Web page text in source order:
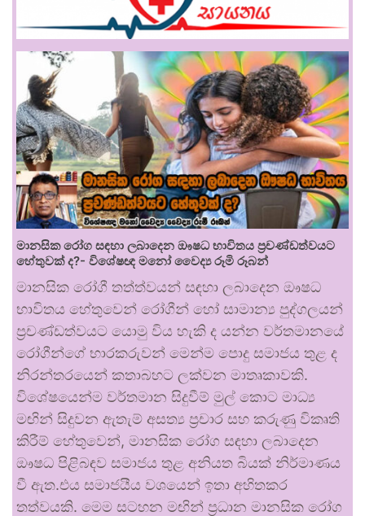
මානසික රෝග සඳහා ලබාදෙන ඖෂධ භාවිතය ප්‍රචණ්ඩත්වයට
හේතුවක් ද?- විශේෂඥ මනෝ වෛද්‍ය රූමි රූබන්
මානසික රෝගී තත්ත්වයන් සඳහා ලබාදෙන ඖෂධ
භාවිතය හේතුවෙන් රෝගීන් හෝ සාමාන්‍ය පුද්ගලයන්
ප්‍රචණ්ඩත්වයට යොමු විය හැකි ද යන්න වර්තමානයේ
රෝගීන්ගේ භාරකරුවන් මෙන්ම පොදු සමාජය තුළ ද
නිරන්තරයෙන් කතාබහට ලක්වන මාතෘකාවකි.
විශේෂයෙන්ම වර්තමාන සිදුවීම් මුල් කොට මාධ්‍ය
මඟින් සිදුවන ඇතැම් අසත්‍ය ප්‍රචාර සහ කරුණු විකෘති
කිරීම් හේතුවෙන්, මානසික රෝග සඳහා ලබාදෙන
ඖෂධ පිළිබඳව සමාජය තුළ අනියත බියක් නිර්මාණය
වී ඇත.එය සමාජයීය වශයෙන් ඉතා අහිතකර
තත්වයකි. මෙම සටහන මඟින් ප්‍රධාන මානසික රෝග